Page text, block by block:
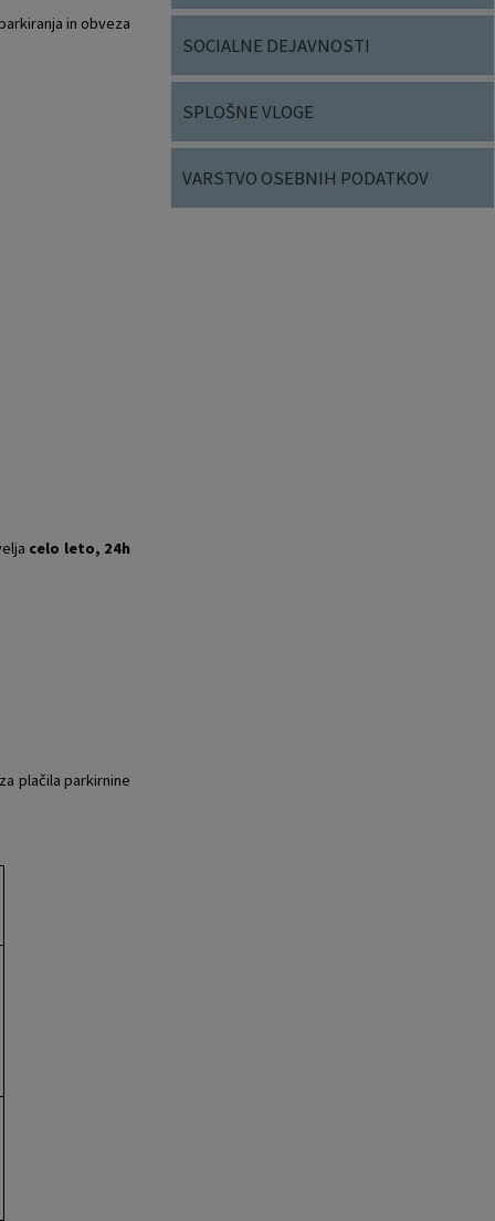
in obveza
celo leto, 24h
plačila parkirnine
SOCIALNE DEJAVNOSTI
SPLOŠNE VLOGE
VARSTVO OSEBNIH PODATKOV